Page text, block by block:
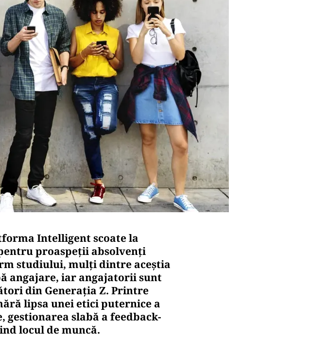
Intelligent scoate la
proaspeții absolvenți
studiului, mulți dintre aceștia
angajare, iar angajatorii sunt
din Generația Z. Printre
lipsa unei etici puternice a
slabă a feedback-
locul de muncă.